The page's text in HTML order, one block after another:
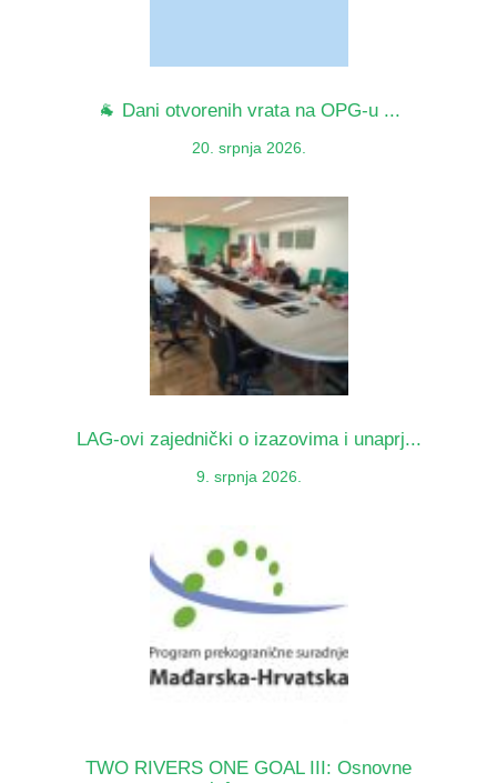
🐐 Dani otvorenih vrata na OPG-u ...
20. srpnja 2026.
LAG-ovi zajednički o izazovima i unaprj...
9. srpnja 2026.
TWO RIVERS ONE GOAL III: Osnovne